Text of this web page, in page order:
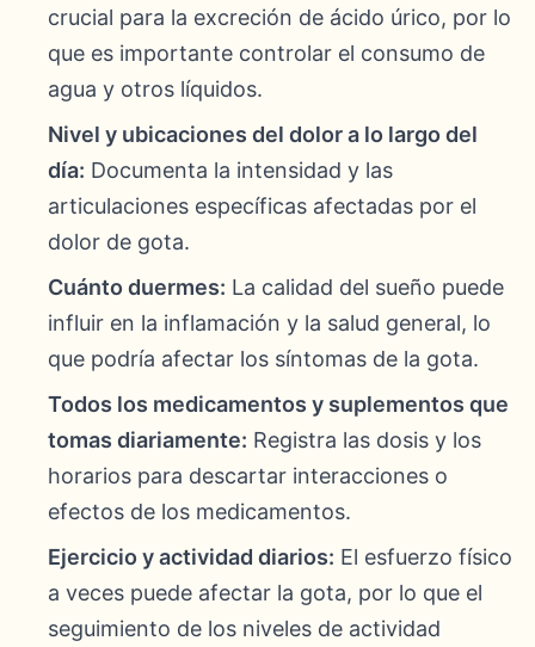
crucial para la excreción de ácido úrico, por lo
que es importante controlar el consumo de
agua y otros líquidos.
Nivel y ubicaciones del dolor a lo largo del
día: Documenta la intensidad y las
articulaciones específicas afectadas por el
dolor de gota.
Cuánto duermes: La calidad del sueño puede
influir en la inflamación y la salud general, lo
que podría afectar los síntomas de la gota.
Todos los medicamentos y suplementos que
tomas diariamente: Registra las dosis y los
horarios para descartar interacciones o
efectos de los medicamentos.
Ejercicio y actividad diarios: El esfuerzo físico
a veces puede afectar la gota, por lo que el
seguimiento de los niveles de actividad